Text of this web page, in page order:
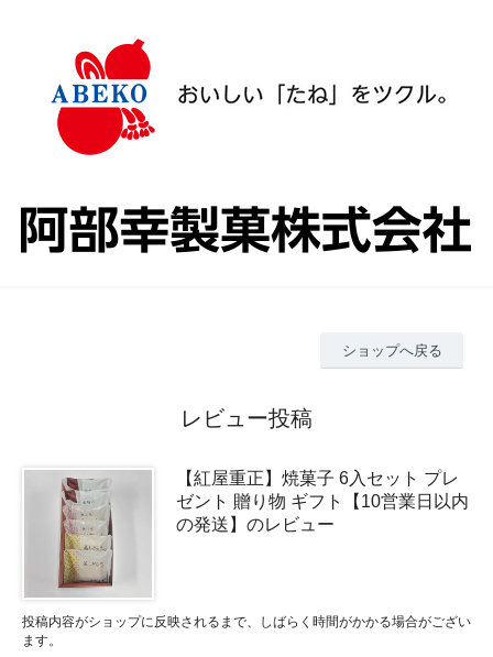
ショップへ戻る
レビュー投稿
【紅屋重正】焼菓子 6入セット プレ
ゼント 贈り物 ギフト【10営業日以内
の発送】のレビュー
投稿内容がショップに反映されるまで、しばらく時間がかかる場合がござい
ます。